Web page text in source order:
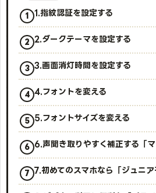
1.指紋認証を設定する
2.ダークテーマを設定する
3.画面消灯時間を設定する
4.フォントを変える
5.フォントサイズを変える
6.声聞き取りやすく補正する「マ
7.初めてのスマホなら「ジュニア